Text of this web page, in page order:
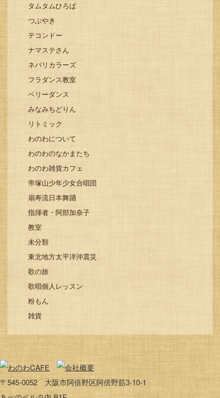
タムタムひろば
つぶやき
テコンドー
ナマステさん
ネパリカラーズ
フラダンス教室
ベリーダンス
みなみちどりん
リトミック
わのわについて
わのわのなかまたち
わのわ雑貨カフェ
帝塚山少年少女合唱団
扇寿流日本舞踊
指揮者・阿部加奈子
教室
未分類
東北地方太平洋沖震災
歌の旅
歌唱個人レッスン
粉もん
雑貨
〒545-0052 大阪市阿倍野区阿倍野筋3-10-1